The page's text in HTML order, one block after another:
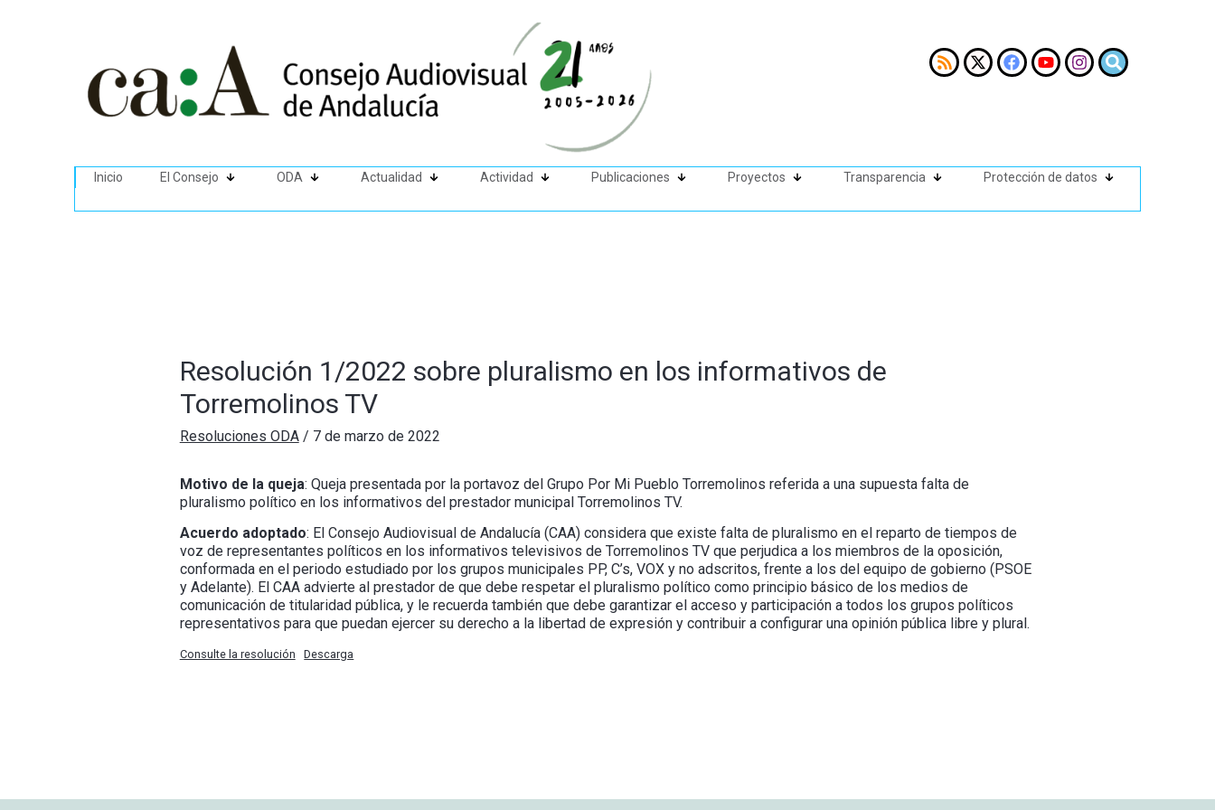
Inicio El Consejo ODA Actualidad Actividad Publicaciones Proyectos Transparencia Protección de datos
Resolución 1/2022 sobre pluralismo en los informativos de
Torremolinos TV
Resoluciones ODA/ 7 de marzo de 2022
Motivo de la queja: Queja presentada por la portavoz del Grupo Por Mi Pueblo Torremolinos referida a una supuesta falta de
pluralismo político en los informativos del prestador municipal Torremolinos TV.
Acuerdo adoptado: El Consejo Audiovisual de Andalucía (CAA) considera que existe falta de pluralismo en el reparto de tiempos de
voz de representantes políticos en los informativos televisivos de Torremolinos TV que perjudica a los miembros de la oposición,
conformada en el periodo estudiado por los grupos municipales PP, C’s, VOX y no adscritos, frente a los del equipo de gobierno (PSOE
y Adelante). El CAA advierte al prestador de que debe respetar el pluralismo político como principio básico de los medios de
comunicación de titularidad pública, y le recuerda también que debe garantizar el acceso y participación a todos los grupos políticos
representativos para que puedan ejercer su derecho a la libertad de expresión y contribuir a configurar una opinión pública libre y plural.
Consulte la resolución Descarga